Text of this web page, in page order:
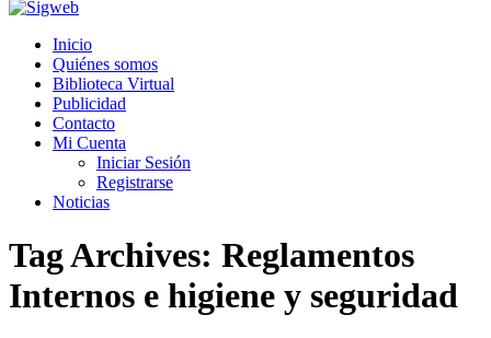
Inicio
Quiénes somos
Biblioteca Virtual
Publicidad
Contacto
Mi Cuenta
Iniciar Sesión
Registrarse
Noticias
Tag Archives: Reglamentos
Internos e higiene y seguridad